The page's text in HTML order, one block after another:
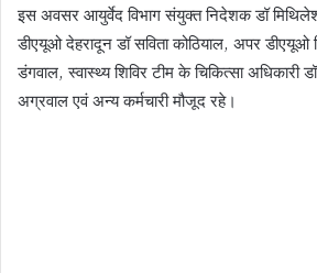
इस अवसर आयुर्वेद विभाग संयुक्त निदेशक डॉ
डीएयूओ देहरादून डॉ सविता कोठियाल, अपर डीएयूओ
डंगवाल, स्वास्थ्य शिविर टीम के चिकित्सा अधिकारी
अग्रवाल एवं अन्य कर्मचारी मौजूद रहे।